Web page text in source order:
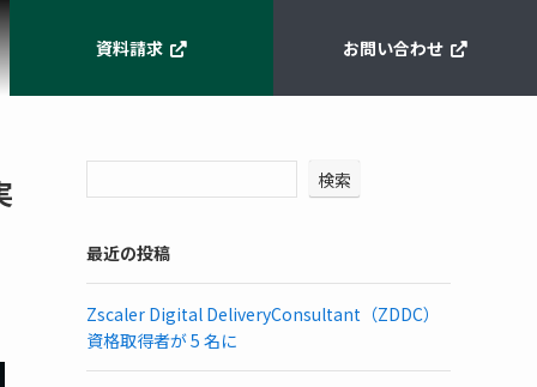
資料請求 お問い合わせ
検索
最近の投稿
Zscaler Digital DeliveryConsultant（ZDDC）
資格取得者が 5 名に